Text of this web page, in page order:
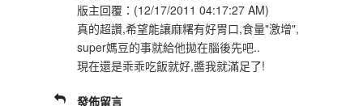
版主回覆：(12/17/2011 04:17:27 AM)
真的超讚,希望能讓麻糬有好胃口,食量"激增",
super媽豆的事就給他拋在腦後先吧..
現在還是乖乖吃飯就好,醬我就滿足了!
發佈留言